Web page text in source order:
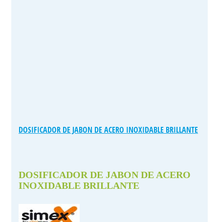
DOSIFICADOR DE JABON DE ACERO INOXIDABLE BRILLANTE
DOSIFICADOR DE JABON DE ACERO
INOXIDABLE BRILLANTE